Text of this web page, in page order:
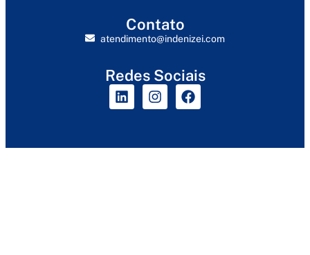
Contato
atendimento@indenizei.com
Redes Sociais